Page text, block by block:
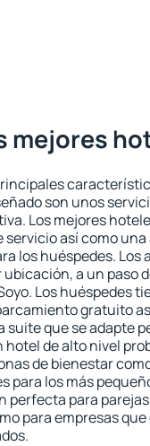
mejores
son unos
Los mejores
servicio así como
los huéspedes. Los
a un paso
Los huéspedes
gratuito
suite que se adapte
hotel de alto nivel
de bienestar
para los más
perfecta para
para empresas